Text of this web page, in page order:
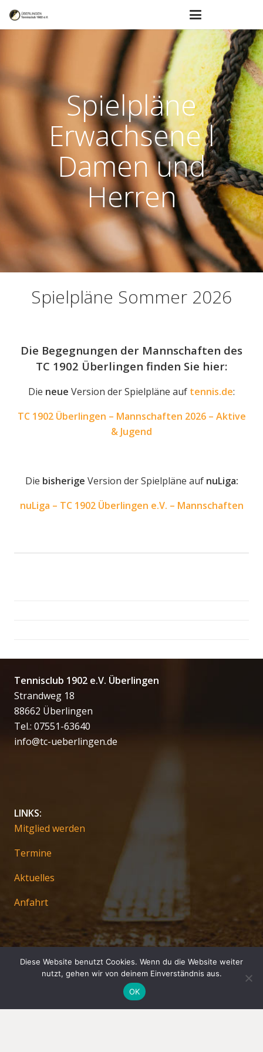
Spielpläne
Erwachsene l
Damen und
Herren
Spielpläne Sommer 2026
Die Begegnungen der Mannschaften des
TC 1902 Überlingen finden Sie hier:
Die neue Version der Spielpläne auf tennis.de:
TC 1902 Überlingen – Mannschaften 2026 – Aktive
& Jugend
Die bisherige Version der Spielpläne auf nuLiga:
nuLiga – TC 1902 Überlingen e.V. – Mannschaften
Tennisclub 1902 e.V. Überlingen
Strandweg 18
88662 Überlingen
Tel.: 07551-63640
info@tc-ueberlingen.de
LINKS:
Mitglied werden
Termine
Aktuelles
Anfahrt
Diese Website benutzt Cookies. Wenn du die Website weiter
nutzt, gehen wir von deinem Einverständnis aus.
OK